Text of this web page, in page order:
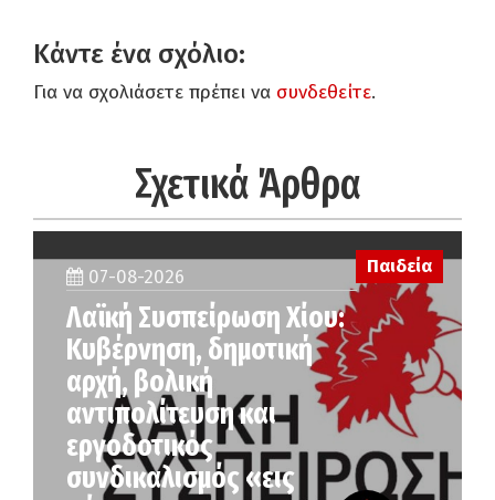
Κάντε ένα σχόλιο:
Για να σχολιάσετε πρέπει να συνδεθείτε.
Σχετικά Άρθρα
Παιδεία
07-08-2026
Λαϊκή Συσπείρωση Χίου:
Κυβέρνηση, δημοτική
αρχή, βολική
αντιπολίτευση και
εργοδοτικός
συνδικαλισμός «εις